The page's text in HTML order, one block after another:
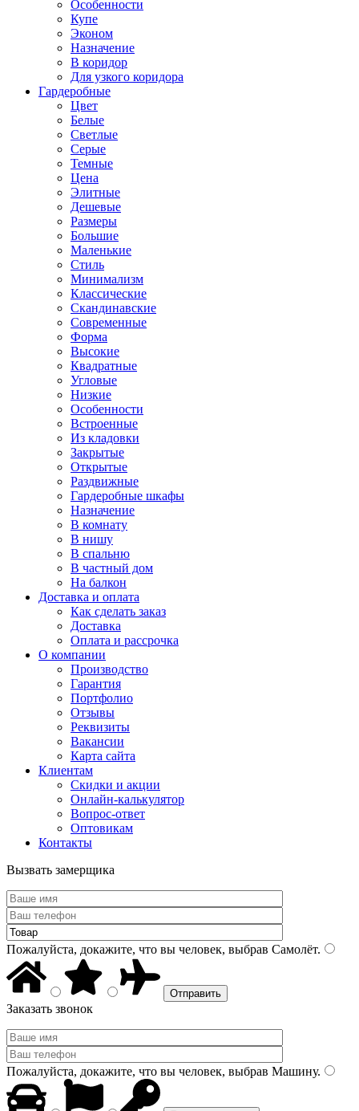
Особенности
Купе
Эконом
Назначение
В коридор
Для узкого коридора
Гардеробные
Цвет
Белые
Светлые
Серые
Темные
Цена
Элитные
Дешевые
Размеры
Большие
Маленькие
Стиль
Минимализм
Классические
Скандинавские
Современные
Форма
Высокие
Квадратные
Угловые
Низкие
Особенности
Встроенные
Из кладовки
Закрытые
Открытые
Раздвижные
Гардеробные шкафы
Назначение
В комнату
В нишу
В спальню
В частный дом
На балкон
Доставка и оплата
Как сделать заказ
Доставка
Оплата и рассрочка
О компании
Производство
Гарантия
Портфолио
Отзывы
Реквизиты
Вакансии
Карта сайта
Клиентам
Скидки и акции
Онлайн-калькулятор
Вопрос-ответ
Оптовикам
Контакты
Вызвать замерщика
Пожалуйста, докажите, что вы человек, выбрав Самолёт.
Заказать звонок
Пожалуйста, докажите, что вы человек, выбрав Машину.